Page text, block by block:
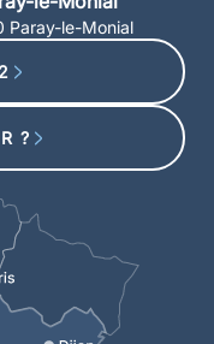
Paray-le-Monial
?